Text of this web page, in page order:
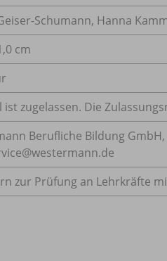
Schumann, Hanna
cm
ist zugelassen. Die
Berufliche Bildung
zur Prüfung an Lehrkräfte